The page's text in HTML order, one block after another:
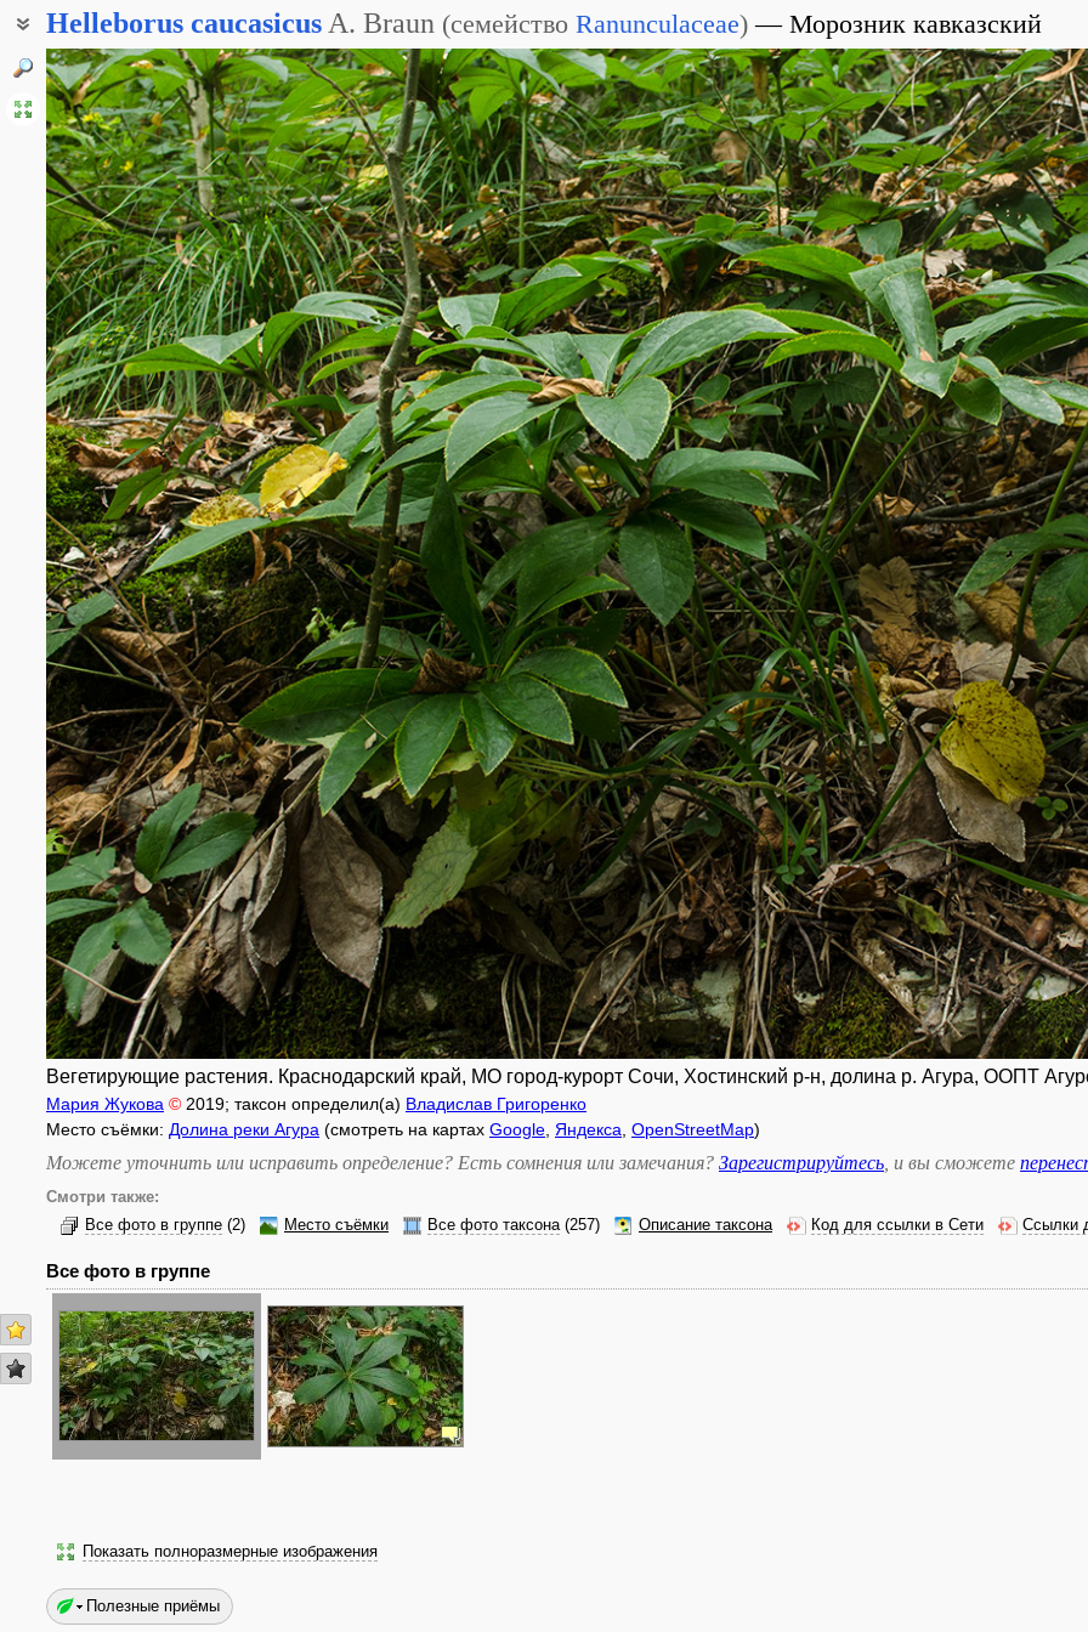
Helleborus caucasicus A. Braun (семейство Ranunculaceae) Морозник кавказский
Зимовник кавказский
Вегетирующие растения. Краснодарский край, МО город-курорт Сочи, Хостинский р-н, долина р. Агура, ООПТ
Мария Жукова © 2019; таксон определил(а) Владислав Григоренко
Место съёмки: Долина реки Агура (смотреть на картах Google Яндекса OpenStreetMap)
Можете уточнить или исправить определение? Есть сомнения или замечания? Зарегистрируйтесь , и вы сможете
Смотри также:
Все фото в группе (2) Место съёмки Все фото таксона(257) Описание таксона Код для ссылки в Сети Ссылки
Все фото в группе
Показать полноразмерные изображения
Полезные приёмы